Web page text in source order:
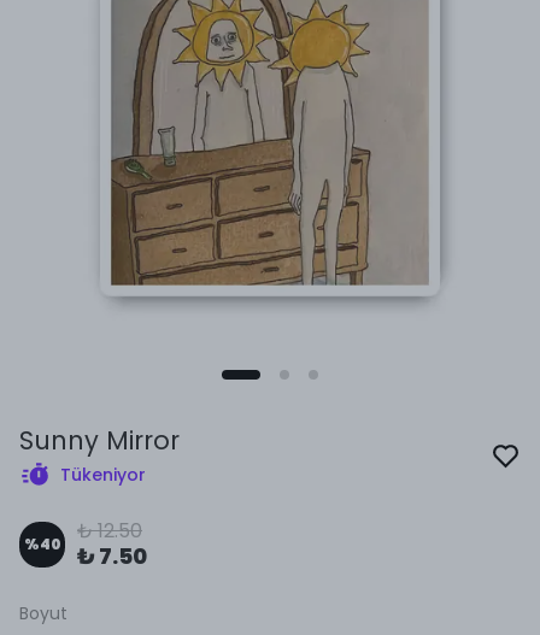
Sunny Mirror
Tükeniyor
%40 ₺ 12.50
₺ 7.50
Boyut